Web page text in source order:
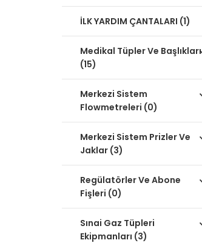
İLK YARDIM ÇANTALARI (1)
Medikal Tüpler Ve Başlıkları
(15)
Merkezi Sistem
Flowmetreleri (0)
Merkezi Sistem Prizler Ve
Jaklar (3)
Regülatörler Ve Abone
Fişleri (0)
Sınai Gaz Tüpleri
Ekipmanları (3)